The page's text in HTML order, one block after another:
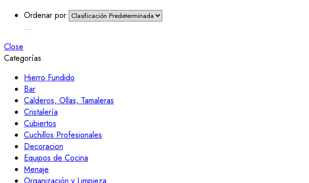
Ordenar por
...
Close
Categorías
Hierro Fundido
Bar
Calderos, Ollas, Tamaleras
Cristalería
Cubiertos
Cuchillos Profesionales
Decoracion
Equipos de Cocina
Menaje